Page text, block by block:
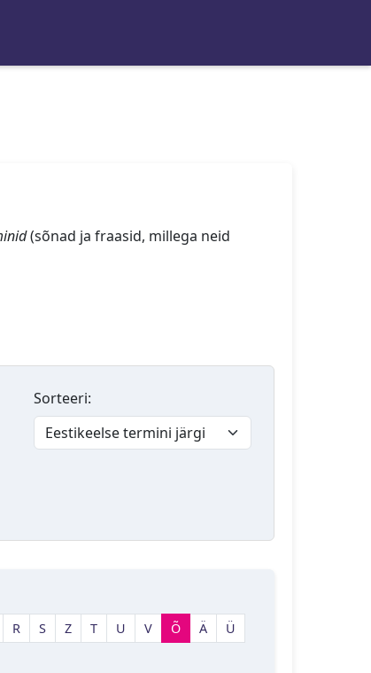
(sõnad ja fraasid, millega neid
Sorteeri:
R S Z T U V Õ Ä
Ü